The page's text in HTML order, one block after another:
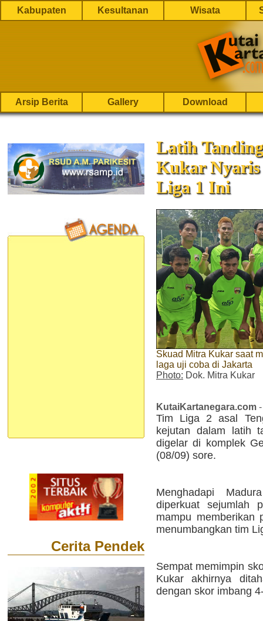
Kabupaten Kesultanan Wisata
Arsip Berita Gallery Download
Cerita Pendek
Latih
Kukar
Liga 1 Ini
Skuad Mitra Kukar saat
laga uji coba di Jakarta
Photo: Dok. Mitra Kukar
KutaiKartanegara.com
Tim Liga 2 asal
kejutan dalam latih
digelar di komplek
(08/09) sore.
Menghadapi
diperkuat sejumlah
mampu memberikan
menumbangkan tim
Sempat memimpin
Kukar akhirnya
dengan skor imbang